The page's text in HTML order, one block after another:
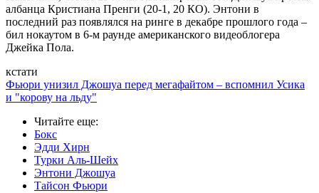
албанца Кристиана Пренги (20-1, 20 КО). Энтони в
последний раз появлялся на ринге в декабре прошлого года –
бил нокаутом в 6-м раунде американского видеоблогера
Джейка Пола.
кстати
Фьюри унизил Джошуа перед мегафайтом – вспомнил Усика
и "корову на льду"
Читайте еще:
Бокс
Эдди Хирн
Турки Аль-Шейх
Энтони Джошуа
Тайсон Фьюри